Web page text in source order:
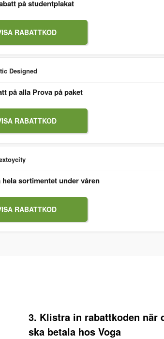
på studentplakat
RABATTKOD
Designed
på alla Prova på paket
RABATTKOD
hela sortimentet under våren
RABATTKOD
3. Klistra in rabattkoden när
ska betala hos Voga